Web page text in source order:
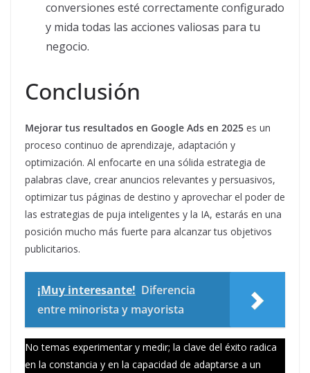
conversiones esté correctamente configurado
y mida todas las acciones valiosas para tu
negocio.
Conclusión
Mejorar tus resultados en Google Ads en 2025 es un
proceso continuo de aprendizaje, adaptación y
optimización. Al enfocarte en una sólida estrategia de
palabras clave, crear anuncios relevantes y persuasivos,
optimizar tus páginas de destino y aprovechar el poder de
las estrategias de puja inteligentes y la IA, estarás en una
posición mucho más fuerte para alcanzar tus objetivos
publicitarios.
¡Muy interesante! Diferencia
entre minorista y mayorista
No temas experimentar y medir; la clave del éxito radica
en la constancia y en la capacidad de adaptarse a un